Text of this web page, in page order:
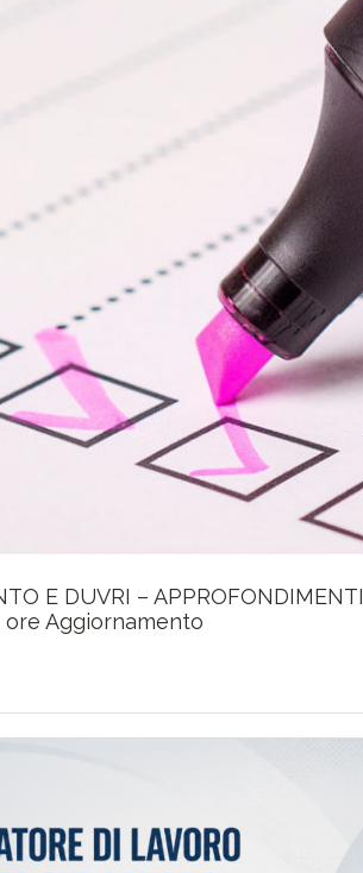
E DUVRI – APPROFONDIMENTI
ore Aggiornamento
80,00€